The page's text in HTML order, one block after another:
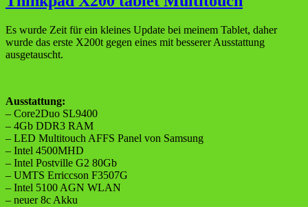
Es wurde Zeit für ein kleines Update bei meinem Tablet, daher
wurde das erste X200t gegen eines mit besserer Ausstattung
ausgetauscht.
Ausstattung:
– Core2Duo SL9400
– 4Gb DDR3 RAM
– LED Multitouch AFFS Panel von Samsung
– Intel 4500MHD
– Intel Postville G2 80Gb
– UMTS Erriccson F3507G
– Intel 5100 AGN WLAN
– neuer 8c Akku